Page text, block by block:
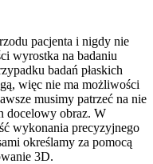
pacjenta i nigdy nie
wyrostka na badaniu
badań płaskich
więc nie ma możliwości
musimy patrzeć na nie
docelowy obraz. W
wykonania precyzyjnego
określamy za pomocą
3D.